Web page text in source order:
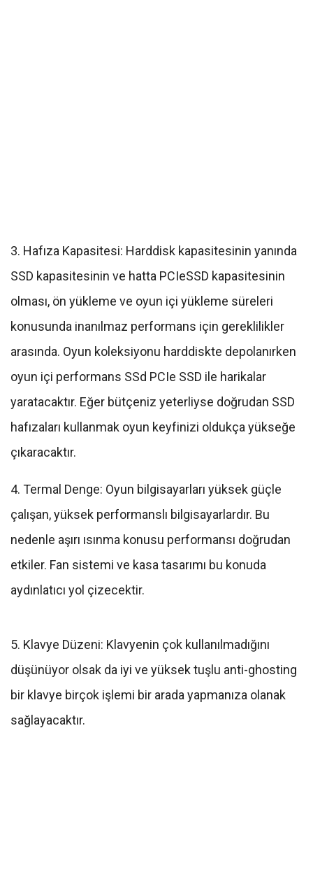
3. Hafıza Kapasitesi: Harddisk kapasitesinin yanında
SSD kapasitesinin ve hatta PCIeSSD kapasitesinin
olması, ön yükleme ve oyun içi yükleme süreleri
konusunda inanılmaz performans için gereklilikler
arasında. Oyun koleksiyonu harddiskte depolanırken
oyun içi performans SSd PCIe SSD ile harikalar
yaratacaktır. Eğer bütçeniz yeterliyse doğrudan SSD
hafızaları kullanmak oyun keyfinizi oldukça yükseğe
çıkaracaktır.
4. Termal Denge: Oyun bilgisayarları yüksek güçle
çalışan, yüksek performanslı bilgisayarlardır. Bu
nedenle aşırı ısınma konusu performansı doğrudan
etkiler. Fan sistemi ve kasa tasarımı bu konuda
aydınlatıcı yol çizecektir.
5. Klavye Düzeni: Klavyenin çok kullanılmadığını
düşünüyor olsak da iyi ve yüksek tuşlu anti-ghosting
bir klavye birçok işlemi bir arada yapmanıza olanak
sağlayacaktır.